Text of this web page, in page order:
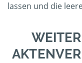
lassen und die